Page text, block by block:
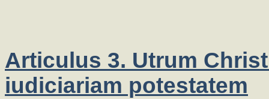
Articulus 3. Utrum
iudiciariam potestatem